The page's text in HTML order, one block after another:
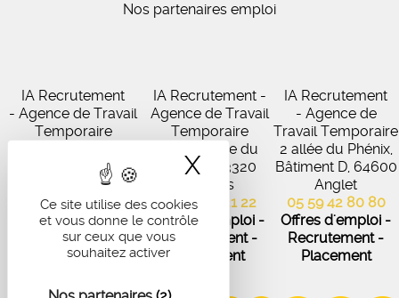
Ce site utilise des cookies
et vous donne le contrôle
sur ceux que vous
souhaitez activer
X Masquer le
Nos partenaires emploi
IA Recrutement
- Agence de Travail
Temporaire
Virecourt, 33370
Artigues-près-
Bordeaux
05 56 67 48 57
Offres d'emploi -
Recrutement -
IA Recrutement -
Agence de Travail
Temporaire
102 Avenue du
Médoc, 33320
Eysines
05 56 45 21 22
Offres d'emploi -
Recrutement -
Placement
IA Recrutement
- Agence de
Travail Temporaire
2 allée du Phénix,
Bâtiment D, 64600
Anglet
05 59 42 80 80
Offres d'emploi -
Recrutement -
Placement